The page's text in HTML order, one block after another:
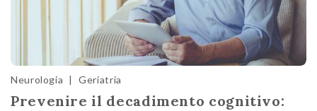
Neurologia | Geriatria
Prevenire il decadimento cognitivo: